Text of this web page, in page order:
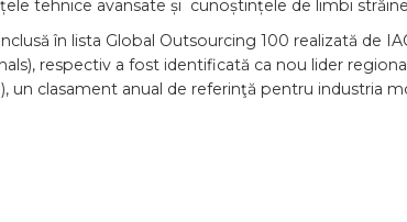
tehnice avansate și cunoștințele de limbi străine
în lista Global Outsourcing 100 realizată de
respectiv a fost identificată ca nou lider
un clasament anual de referinţă pentru industria